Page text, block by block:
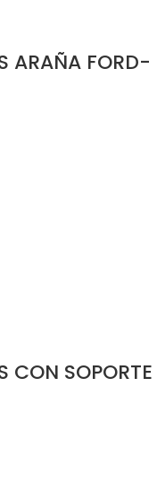
ARAÑA FORD-
CON SOPORTE